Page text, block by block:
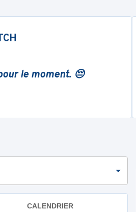
le moment. 😔
CALENDRIER